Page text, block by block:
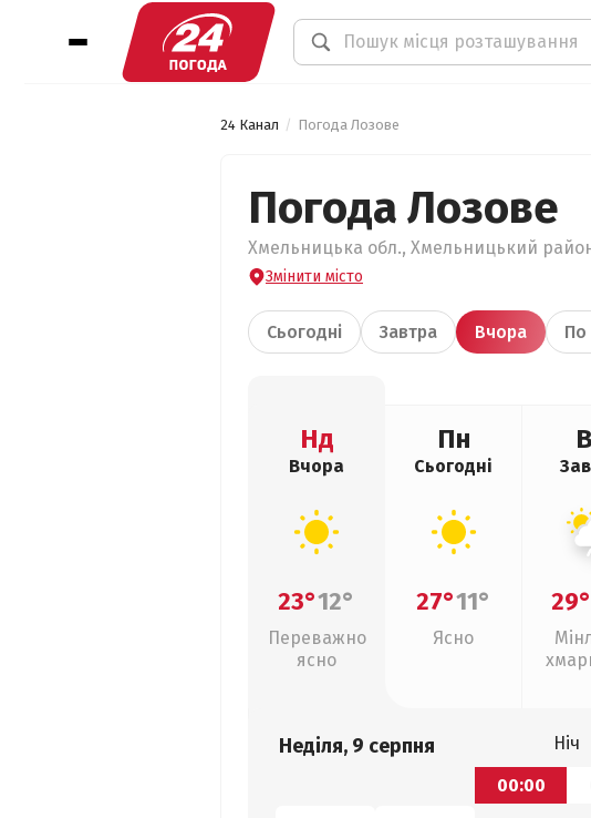
24 Канал Погода Лозове
Погода Лозове
Хмельницька обл., Хмельницький
Змінити місто
Сьогодні Завтра Вчора По
Нд
Вчора
23°12°
Переважно
ясно
Пн
Сьогодні
27°11°
Ясно
29°
Неділя, 9 серпня Ніч
00:00